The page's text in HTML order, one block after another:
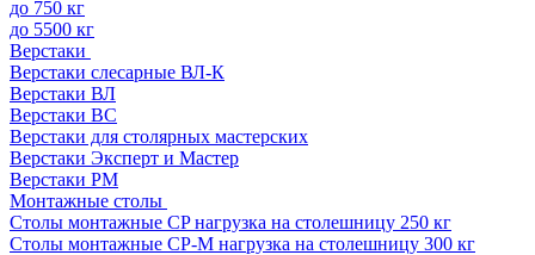
до 750 кг
до 5500 кг
Верстаки
Верстаки слесарные ВЛ-К
Верстаки ВЛ
Верстаки ВС
Верстаки для столярных мастерских
Верстаки Эксперт и Мастер
Верстаки РМ
Монтажные столы
Столы монтажные СP нагрузка на столешницу 250 кг
Столы монтажные СР-М нагрузка на столешницу 300 кг